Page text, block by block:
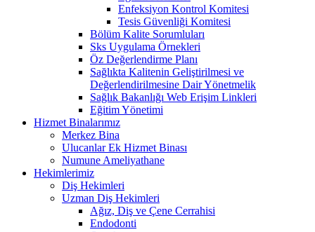
Enfeksiyon Kontrol Komitesi
Tesis Güvenliği Komitesi
Bölüm Kalite Sorumluları
Sks Uygulama Örnekleri
Öz Değerlendirme Planı
Sağlıkta Kalitenin Geliştirilmesi ve
Değerlendirilmesine Dair Yönetmelik
Sağlık Bakanlığı Web Erişim Linkleri
Eğitim Yönetimi
Hizmet Binalarımız
Merkez Bina
Ulucanlar Ek Hizmet Binası
Numune Ameliyathane
Hekimlerimiz
Diş Hekimleri
Uzman Diş Hekimleri
Ağız, Diş ve Çene Cerrahisi
Endodonti